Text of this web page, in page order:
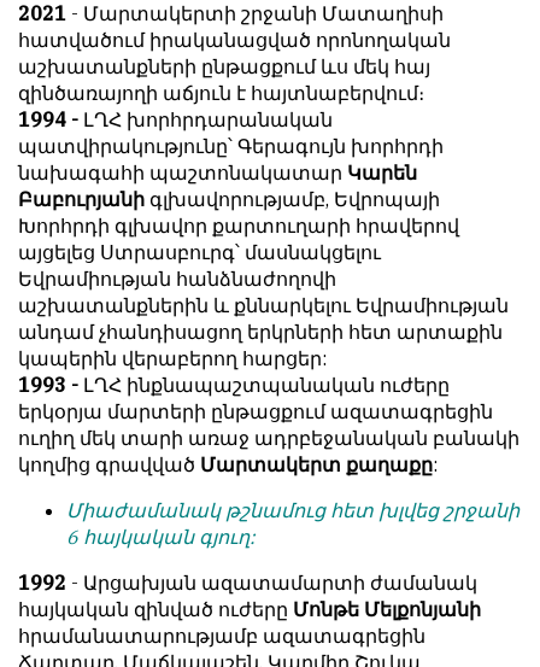
2021 - Մարտակերտի շրջանի Մատաղիսի
հատվածում իրականացված որոնողական
աշխատանքների ընթացքում ևս մեկ հայ
զինծառայողի աճյուն է հայտնաբերվում։
1994 - ԼՂՀ խորհրդարանական
պատվիրակությունը՝ Գերագույն խորհրդի
նախագահի պաշտոնակատար Կարեն
Բաբուրյանի գլխավորությամբ, Եվրոպայի
Խորհրդի գլխավոր քարտուղարի հրավերով
այցելեց Ստրասբուրգ՝ մասնակցելու
Եվրամիության հանձնաժողովի
աշխատանքներին և քննարկելու Եվրամիության
անդամ չհանդիսացող երկրների հետ արտաքին
կապերին վերաբերող հարցեր:
1993 - ԼՂՀ ինքնապաշտպանական ուժերը
երկօրյա մարտերի ընթացքում ազատագրեցին
ուղիղ մեկ տարի առաջ ադրբեջանական բանակի
կողմից գրավված Մարտակերտ քաղաքը:
Միաժամանակ թշնամուց հետ խլվեց շրջանի
6 հայկական գյուղ:
1992 - Արցախյան ազատամարտի ժամանակ
հայկական զինված ուժերը Մոնթե Մելքոնյանի
հրամանատարությամբ ազատագրեցին